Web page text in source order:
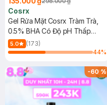
Cosrx
Gel Rửa Mặt Cosrx Tràm Trà,
0.5% BHA Có Độ pH Thấp
150ml
5.0
(173)
44%
-60%